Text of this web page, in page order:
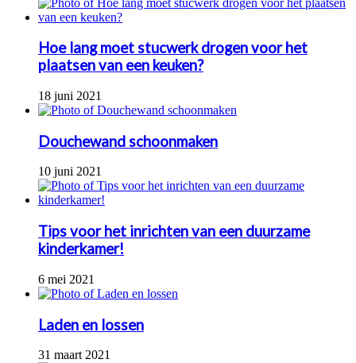
Hoe lang moet stucwerk drogen voor het
plaatsen van een keuken?
18 juni 2021
Douchewand schoonmaken
10 juni 2021
Tips voor het inrichten van een duurzame
kinderkamer!
6 mei 2021
Laden en lossen
31 maart 2021